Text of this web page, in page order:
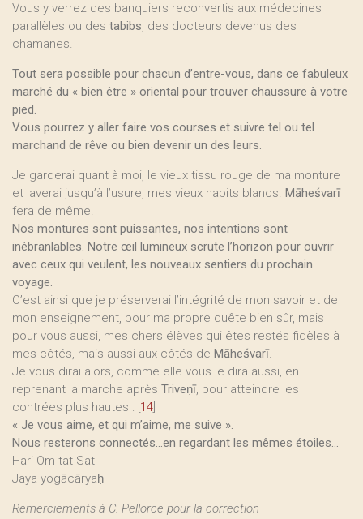
Vous y verrez des banquiers reconvertis aux médecines
parallèles ou des tabibs, des docteurs devenus des
chamanes.
Tout sera possible pour chacun d’entre-vous, dans ce fabuleux
marché du « bien être » oriental pour trouver chaussure à votre
pied.
Vous pourrez y aller faire vos courses et suivre tel ou tel
marchand de rêve ou bien devenir un des leurs.
Je garderai quant à moi, le vieux tissu rouge de ma monture
et laverai jusqu’à l’usure, mes vieux habits blancs. Māheśvarī
fera de même.
Nos montures sont puissantes, nos intentions sont
inébranlables. Notre œil lumineux scrute l’horizon pour ouvrir
avec ceux qui veulent, les nouveaux sentiers du prochain
voyage.
C’est ainsi que je préserverai l’intégrité de mon savoir et de
mon enseignement, pour ma propre quête bien sûr, mais
pour vous aussi, mes chers élèves qui êtes restés fidèles à
mes côtés, mais aussi aux côtés de Māheśvarī.
Je vous dirai alors, comme elle vous le dira aussi, en
reprenant la marche après Triveṇī, pour atteindre les
contrées plus hautes : 14
« Je vous aime, et qui m’aime, me suive ».
Nous resterons connectés...en regardant les mêmes étoiles...
Hari Om tat Sat
Jaya yogācāryaḥ
Remerciements à C. Pellorce pour la correction